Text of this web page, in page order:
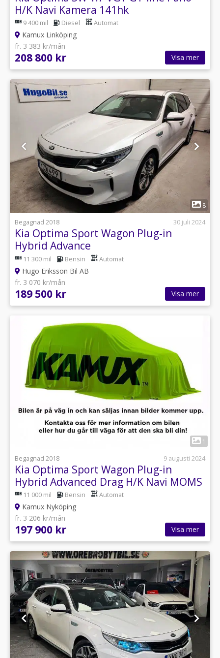
H/K Navi Kamera 141hk
9 400 mil Diesel Automat
Kamux Linköping
fr. 3 383 kr/mån
208 800 kr Visa mer
1
8
Begagnad 2018
30 juli 2024
Kia Optima Sport Wagon Plug-in
Hybrid Advance
11 300 mil Bensin Automat
Hugo Eriksson Bil AB
fr. 3 070 kr/mån
189 500 kr Visa mer
1
Begagnad 2018
9 augusti 2024
Kia Optima Sport Wagon Plug-in
Hybrid Advanced Drag H/K Navi MOMS
11 000 mil Bensin Automat
Kamux Nyköping
fr. 3 206 kr/mån
197 900 kr Visa mer